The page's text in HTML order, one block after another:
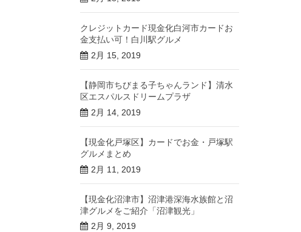
クレジットカード現金化白河市カードお
金支払い可！白川駅グルメ
2月 15, 2019
【静岡市ちびまる子ちゃんランド】清水
区エスパルスドリームプラザ
2月 14, 2019
【現金化戸塚区】カードでお金・戸塚駅
グルメまとめ
2月 11, 2019
【現金化沼津市】沼津港深海水族館と沼
津グルメをご紹介「沼津観光」
2月 9, 2019